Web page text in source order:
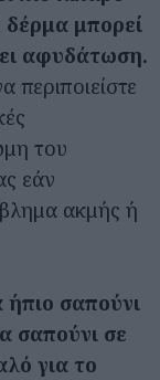
δέρμα μπορεί
αφυδάτωση.
περιποιείστε
του
εάν
ακμής ή
ήπιο σαπούνι
σαπούνι σε
για το